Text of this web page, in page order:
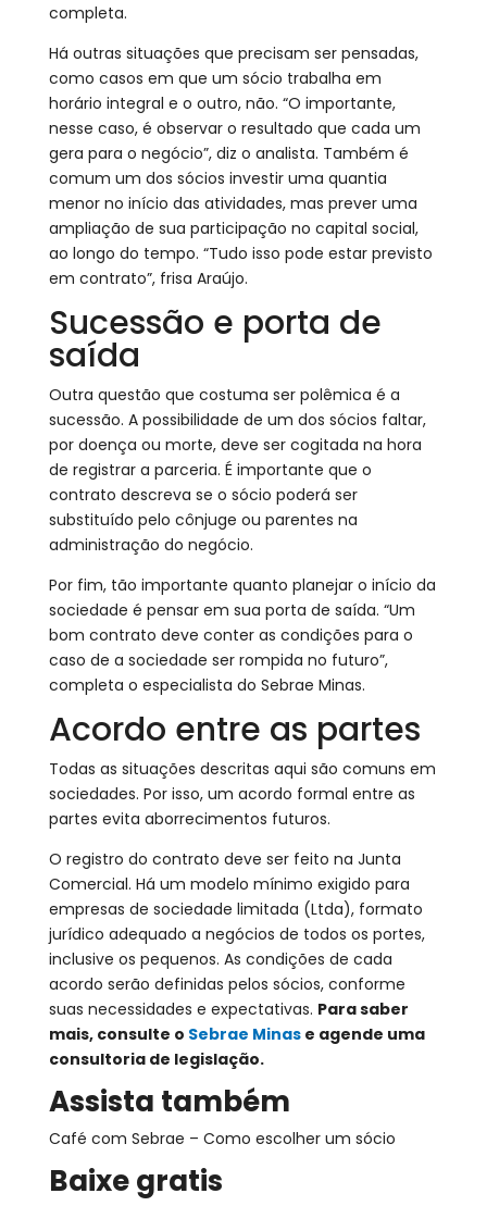
completa.
Há outras situações que precisam ser pensadas,
como casos em que um sócio trabalha em
horário integral e o outro, não. “O importante,
nesse caso, é observar o resultado que cada um
gera para o negócio”, diz o analista. Também é
comum um dos sócios investir uma quantia
menor no início das atividades, mas prever uma
ampliação de sua participação no capital social,
ao longo do tempo. “Tudo isso pode estar previsto
em contrato”, frisa Araújo.
Sucessão e porta de
saída
Outra questão que costuma ser polêmica é a
sucessão. A possibilidade de um dos sócios faltar,
por doença ou morte, deve ser cogitada na hora
de registrar a parceria. É importante que o
contrato descreva se o sócio poderá ser
substituído pelo cônjuge ou parentes na
administração do negócio.
Por fim, tão importante quanto planejar o início da
sociedade é pensar em sua porta de saída. “Um
bom contrato deve conter as condições para o
caso de a sociedade ser rompida no futuro”,
completa o especialista do Sebrae Minas.
Acordo entre as partes
Todas as situações descritas aqui são comuns em
sociedades. Por isso, um acordo formal entre as
partes evita aborrecimentos futuros.
O registro do contrato deve ser feito na Junta
Comercial. Há um modelo mínimo exigido para
empresas de sociedade limitada (Ltda), formato
jurídico adequado a negócios de todos os portes,
inclusive os pequenos. As condições de cada
acordo serão definidas pelos sócios, conforme
suas necessidades e expectativas. Para saber
mais, consulte o Sebrae Minase agende uma
consultoria de legislação.
Assista também
Café com Sebrae – Como escolher um sócio
Baixe gratis